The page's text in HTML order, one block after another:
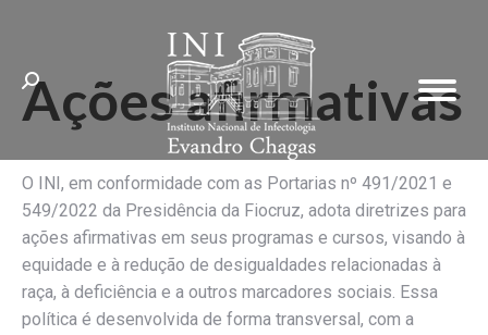
Search:
Ações afirmativas
O INI, em conformidade com as Portarias nº 491/2021 e
549/2022 da Presidência da Fiocruz, adota diretrizes para
ações afirmativas em seus programas e cursos, visando à
equidade e à redução de desigualdades relacionadas à
raça, à deficiência e a outros marcadores sociais. Essa
política é desenvolvida de forma transversal, com a